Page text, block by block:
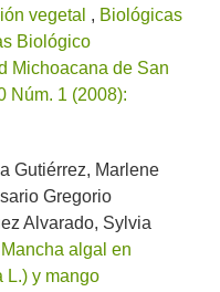
vegetal , Biológicas
Biológico
Michoacana de San
Núm. 1 (2008):
Gutiérrez, Marlene
Gregorio
Alvarado, Sylvia
Mancha algal en
L.) y mango